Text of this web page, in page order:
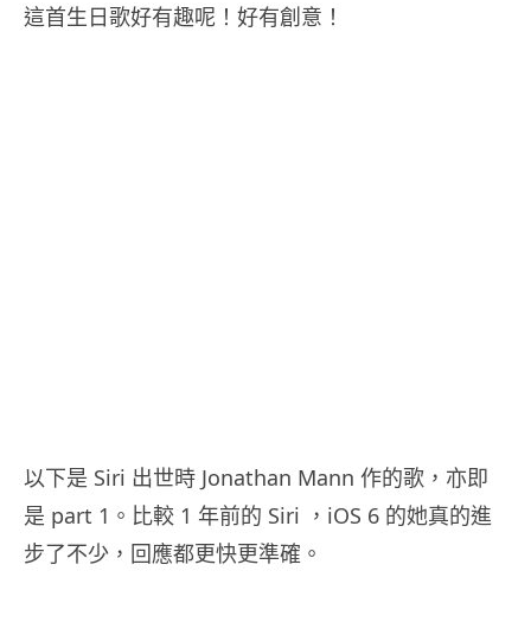
這首生日歌好有趣呢！好有創意！
以下是 Siri 出世時 Jonathan Mann 作的歌，亦即
是 part 1。比較 1 年前的 Siri ，iOS 6 的她真的進
步了不少，回應都更快更準確。